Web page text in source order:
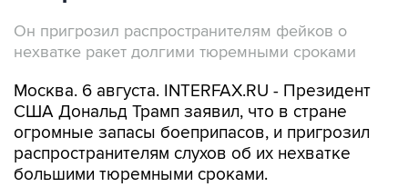
Москва. 6 августа. INTERFAX.RU - Президент
огромные запасы боеприпасов, и пригрозил
распространителям слухов об их нехватке
большими тюремными сроками.
"В США имеется огромное количество